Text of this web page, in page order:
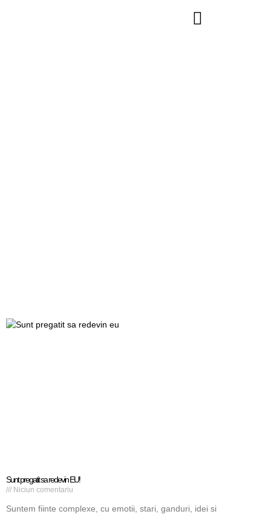
Sunt pregatit sa redevin EU!
Niciun comentariu
Suntem fiinte complexe, cu emotii, stari, ganduri, idei si